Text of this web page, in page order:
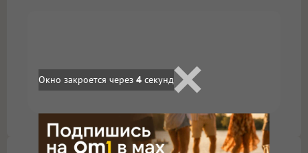
Окно закроется через 4 секунд